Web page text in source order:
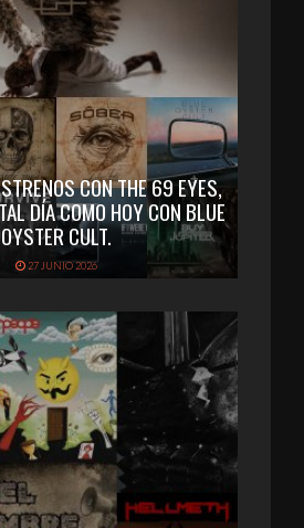
CON THE 69 EYES,
DÍA COMO HOY CON BLUE
OYSTER CULT.
27 JUNIO 2026